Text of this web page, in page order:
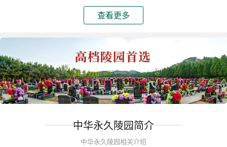
查看更多
中华永久陵园简介
中华永久陵园相关介绍